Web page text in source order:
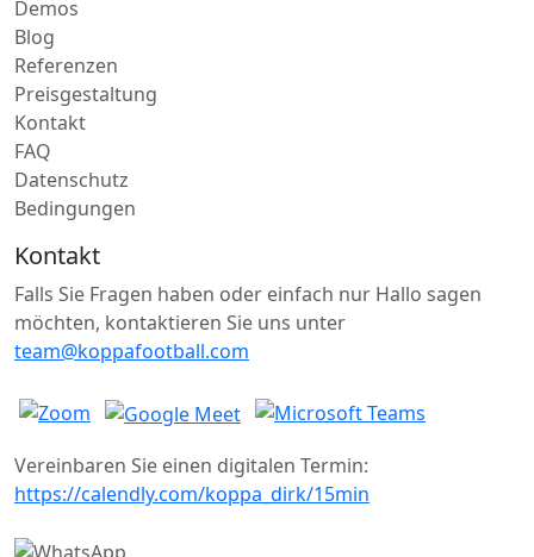
Demos
Blog
Referenzen
Preisgestaltung
Kontakt
FAQ
Datenschutz
Bedingungen
Kontakt
Falls Sie Fragen haben oder einfach nur Hallo sagen
möchten, kontaktieren Sie uns unter
team@koppafootball.com
Vereinbaren Sie einen digitalen Termin:
https://calendly.com/koppa_dirk/15min